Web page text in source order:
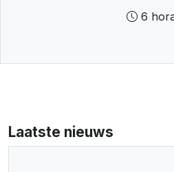
6
Laatste nieuws